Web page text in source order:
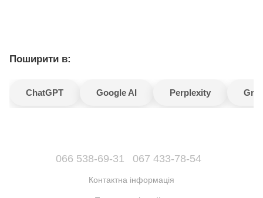
Поширити в:
ChatGPT Google AI Perplexity
066 538-69-31 067 433-78-54
Контактна інформація